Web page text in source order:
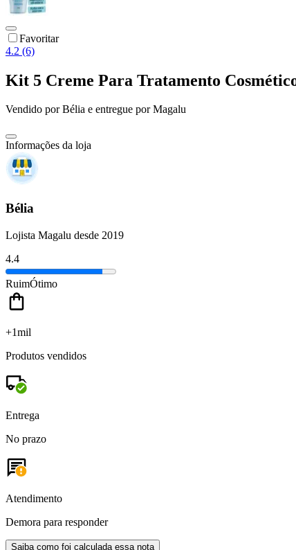
Favoritar
4.2 (6)
Kit 5 Creme Para Tratamento
Vendido porBélia e entregue por Magalu
Informações da loja
Bélia
Lojista Magalu desde 2019
4.4
RuimÓtimo
+1mil
Produtos vendidos
Entrega
No prazo
Atendimento
Demora para responder
Saiba como foi calculada essa nota